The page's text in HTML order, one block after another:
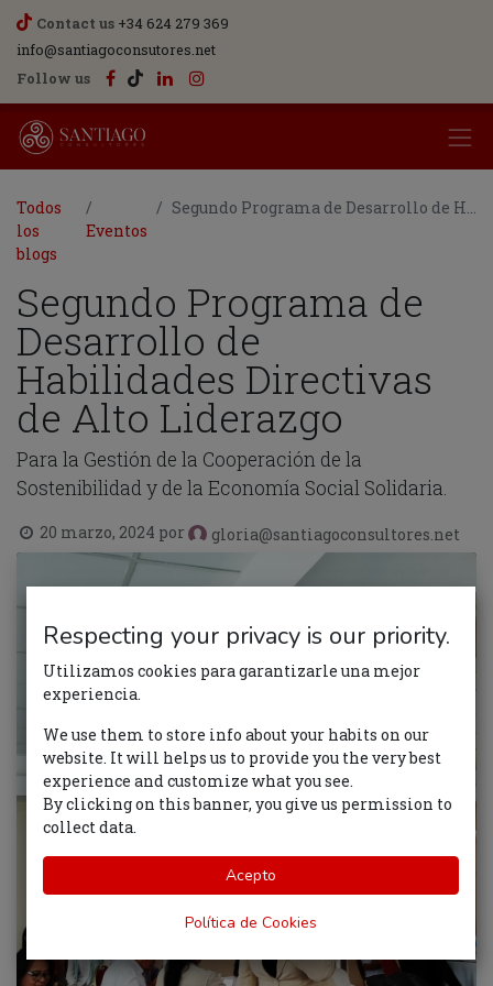
Contact us +34 624 279 369
info@santiagoconsutores.net
Follow us
Todos
los
blogs
Eventos
Segundo Programa de Desarrollo de Habilidades Directivas de Alto Liderazgo
Segundo Programa de
Desarrollo de
Habilidades Directivas
de Alto Liderazgo
Para la Gestión de la Cooperación de la
Sostenibilidad y de la Economía Social Solidaria.
20 marzo, 2024 por gloria@santiagoconsultores.net
Respecting your privacy is our priority.
Utilizamos cookies para garantizarle una mejor
experiencia.
We use them to store info about your habits on our
website. It will helps us to provide you the very best
experience and customize what you see.
By clicking on this banner, you give us permission to
collect data.
Acepto
Política de Cookies